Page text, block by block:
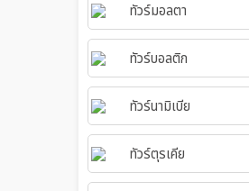
ทัวร์มอลตา
ทัวร์บอลติก
ทัวร์นามิเบีย
ทัวร์ตุรเคีย